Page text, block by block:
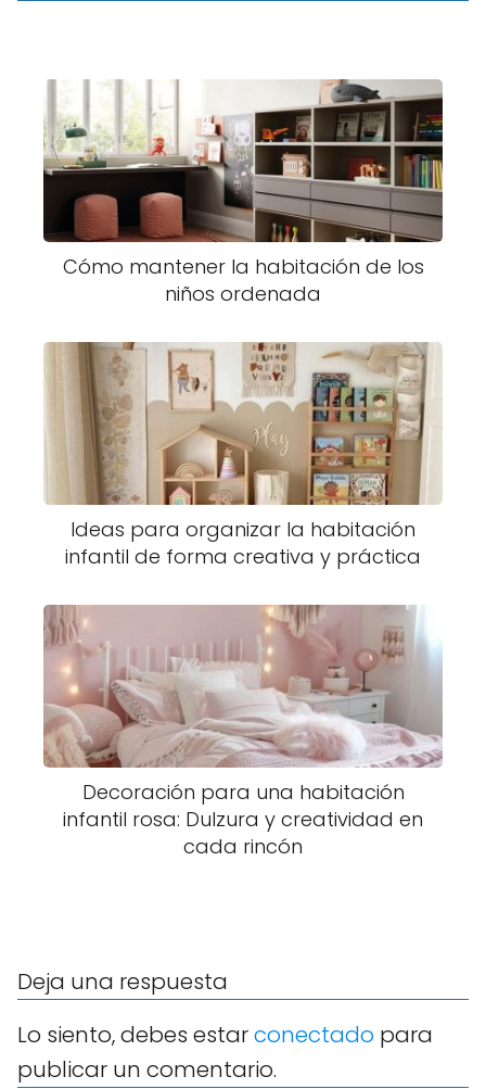
Cómo mantener la habitación de los
niños ordenada
Ideas para organizar la habitación
infantil de forma creativa y práctica
Decoración para una habitación
infantil rosa: Dulzura y creatividad en
cada rincón
Deja una respuesta
Lo siento, debes estarconectado para
publicar un comentario.